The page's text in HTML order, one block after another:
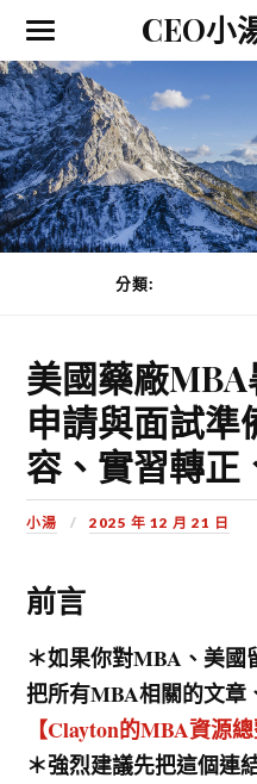
CEO小
分類:
美國藥廠MBA
申請與面試準
容、實習轉正
小湯 2025 年 12 月 21 日
前言
＊如果你對MBA、美國
把所有MBA相關的文章
【Clayton的MBA資源總
＊強烈建議先把這個連